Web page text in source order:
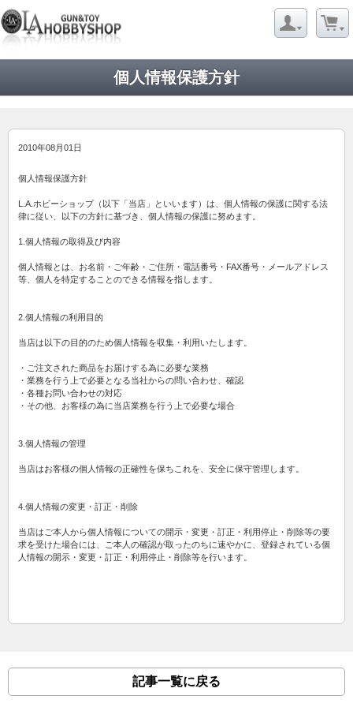
個人情報保護方針
2010年08月01日
個人情報保護方針
L.A.ホビーショップ（以下「当店」といいます）は、個人情報の保護に関する法
律に従い、以下の方針に基づき、個人情報の保護に努めます。
1.個人情報の取得及び内容
個人情報とは、お名前・ご年齢・ご住所・電話番号・FAX番号・メールアドレス
等、個人を特定することのできる情報を指します。
2.個人情報の利用目的
当店は以下の目的のため個人情報を収集・利用いたします。
・ご注文された商品をお届けする為に必要な業務
・業務を行う上で必要となる当社からの問い合わせ、確認
・各種お問い合わせの対応
・その他、お客様の為に当店業務を行う上で必要な場合
3.個人情報の管理
当店はお客様の個人情報の正確性を保ちこれを、安全に保守管理します。
4.個人情報の変更・訂正・削除
当店はご本人から個人情報についての開示・変更・訂正・利用停止・削除等の要
求を受けた場合には、ご本人の確認が取ったのちに速やかに、登録されている個
人情報の開示・変更・訂正・利用停止・削除等を行います。
記事一覧に戻る